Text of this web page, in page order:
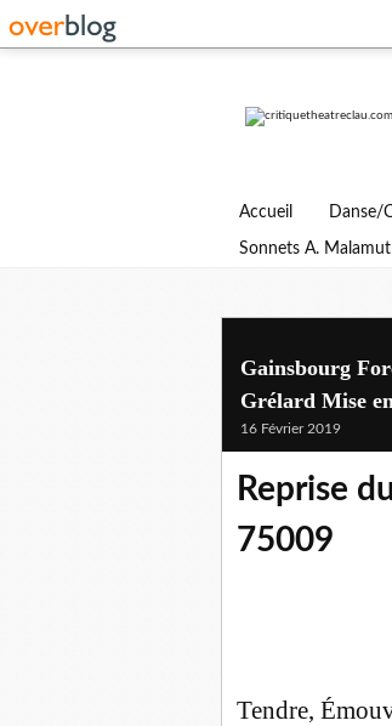
Accueil Danse/
Sonnets A. Malamut
Gainsbourg
Grélard Mise
16 Février 2019
Reprise
75009
Tendre,